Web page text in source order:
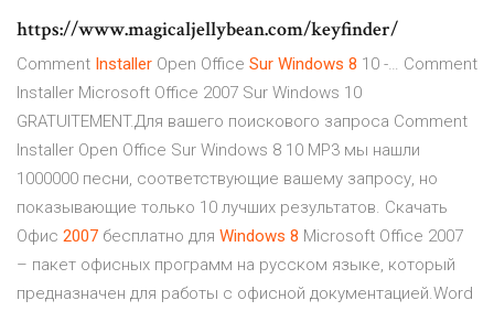
https://www.magicaljellybean.com/keyfinder/
Comment Installer Open Office Sur Windows 8 10 -… Comment
Installer Microsoft Office 2007 Sur Windows 10
GRATUITEMENT.Для вашего поискового запроса Comment
Installer Open Office Sur Windows 8 10 MP3 мы нашли
1000000 песни, соответствующие вашему запросу, но
показывающие только 10 лучших результатов. Скачать
Офис 2007 бесплатно для Windows 8 Microsoft Office 2007
– пакет офисных программ на русском языке, который
предназначен для работы с офисной документацией.Word